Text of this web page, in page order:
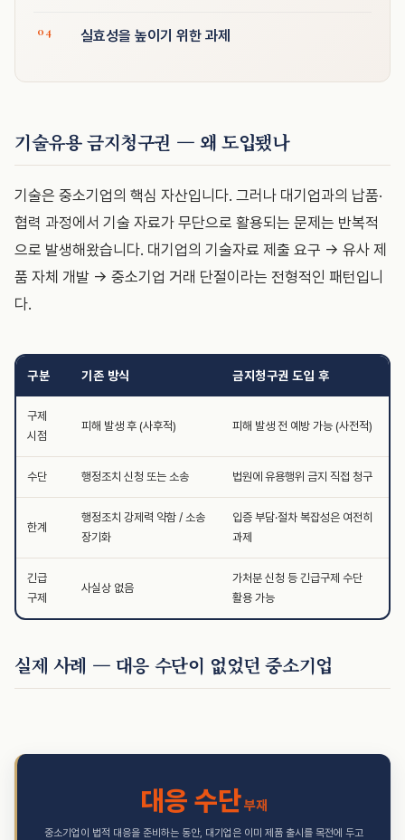
실효성을 높이기 위한 과제
기술유용 금지청구권 — 왜 도입됐나
기술은 중소기업의 핵심 자산입니다. 그러나 대기업과의 납품·
협력 과정에서 기술 자료가 무단으로 활용되는 문제는 반복적
으로 발생해왔습니다. 대기업의 기술자료 제출 요구 → 유사 제
품 자체 개발 → 중소기업 거래 단절이라는 전형적인 패턴입니
다.
구분 기존 방식 금지청구권 도입 후
구제
시점
피해 발생 후 (사후적) 피해 발생 전 예방 가능 (사전적)
수단 행정조치 신청 또는 소송 법원에 유용행위 금지 직접 청구
한계
행정조치 강제력 약함 / 소송
장기화
입증 부담·절차 복잡성은 여전히
과제
긴급
구제
사실상 없음
가처분 신청 등 긴급구제 수단
활용 가능
실제 사례 — 대응 수단이 없었던 중소기업
대응 수단부재
중소기업이 법적 대응을 준비하는 동안, 대기업은 이미 제품 출시를 목전에 두고